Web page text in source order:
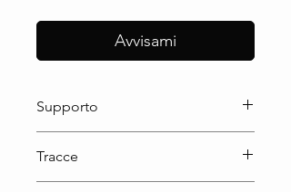
Avvisami
Supporto
Tracce